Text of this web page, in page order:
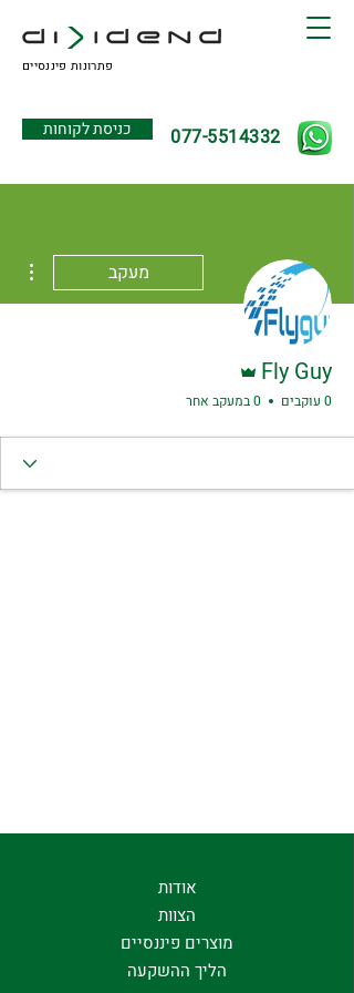
פתרונות פיננסיים
כניסת לקוחות 077-5514332
מעקב
Fly Guy
0 עוקבים 0 במעקב אחר
אודות
הצוות
מוצרים פיננסיים
הליך ההשקעה